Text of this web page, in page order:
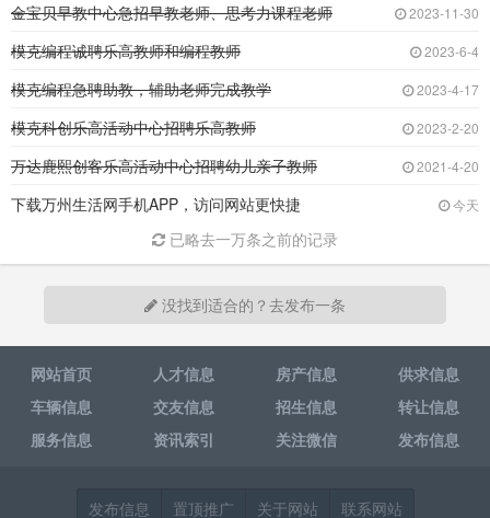
金宝贝早教中心急招早教老师、思考力课程老师 2023-11-30
模克编程诚聘乐高教师和编程教师 2023-6-4
模克编程急聘助教，辅助老师完成教学 2023-4-17
模克科创乐高活动中心招聘乐高教师 2023-2-20
万达鹿熙创客乐高活动中心招聘幼儿亲子教师 2021-4-20
下载万州生活网手机APP，访问网站更快捷 今天
已略去一万条之前的记录
没找到适合的？去发布一条
网站首页 人才信息 房产信息
供求信息
车辆信息
交友信息 招生信息
转让信息
服务信息
资讯索引 关注微信 发布信息
发布信息 置顶推广 关于网站 联系网站